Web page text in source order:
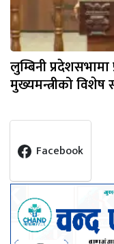
लुम्बिनी
मुख्यमन्त्रीको
Facebook